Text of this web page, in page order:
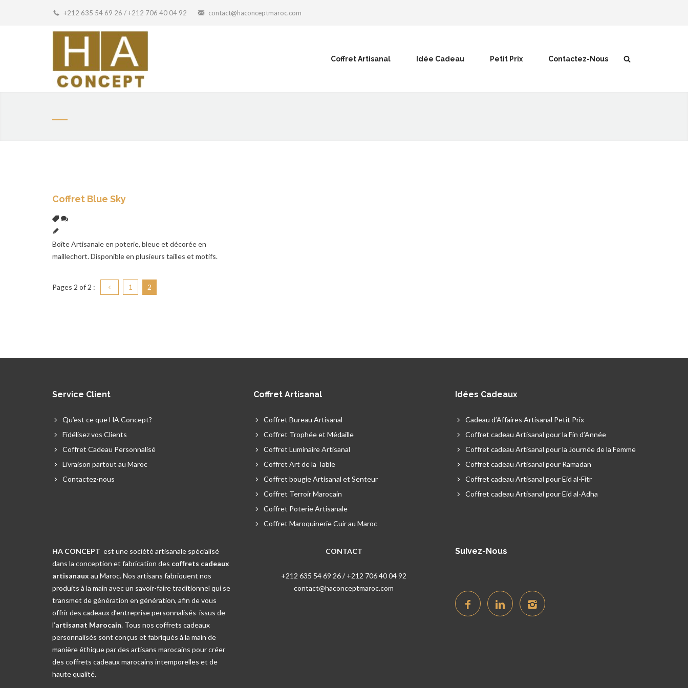
+212 635 54 69 26 / +212 706 40 04 92 contact@haconceptmaroc.com
Coffret Artisanal Idée Cadeau Petit Prix Contactez-Nous
Coffret Blue Sky
Boîte Artisanale en poterie, bleue et décorée en
maillechort. Disponible en plusieurs tailles et motifs.
Pages 2 of 2 : 1 2
Service Client
Qu’est ce que HA Concept?
Fidélisez vos Clients
Coffret Cadeau Personnalisé
Livraison partout au Maroc
Contactez-nous
Coffret Artisanal
Coffret Bureau Artisanal
Coffret Trophée et Médaille
Coffret Luminaire Artisanal
Coffret Art de la Table
Coffret bougie Artisanal et Senteur
Coffret Terroir Marocain
Coffret Poterie Artisanale
Coffret Maroquinerie Cuir au Maroc
Idées Cadeaux
Cadeau d’Affaires Artisanal Petit Prix
Coffret cadeau Artisanal pour la Fin d’Année
Coffret cadeau Artisanal pour la Journée de la Femme
Coffret cadeau Artisanal pour Ramadan
Coffret cadeau Artisanal pour Eid al-Fitr
Coffret cadeau Artisanal pour Eid al-Adha
HA CONCEPT est une société artisanale spécialisé
dans la conception et fabrication des coffrets cadeaux
artisanaux au Maroc. Nos artisans fabriquent nos
produits à la main avec un savoir-faire traditionnel qui se
transmet de génération en génération, afin de vous
offrir des cadeaux d’entreprise personnalisés issus de
l’artisanat Marocain. Tous nos coffrets cadeaux
personnalisés sont conçus et fabriqués à la main de
manière éthique par des artisans marocains pour créer
des coffrets cadeaux marocains intemporelles et de
haute qualité.
CONTACT
+212 635 54 69 26 / +212 706 40 04 92
contact@haconceptmaroc.com
Suivez-Nous